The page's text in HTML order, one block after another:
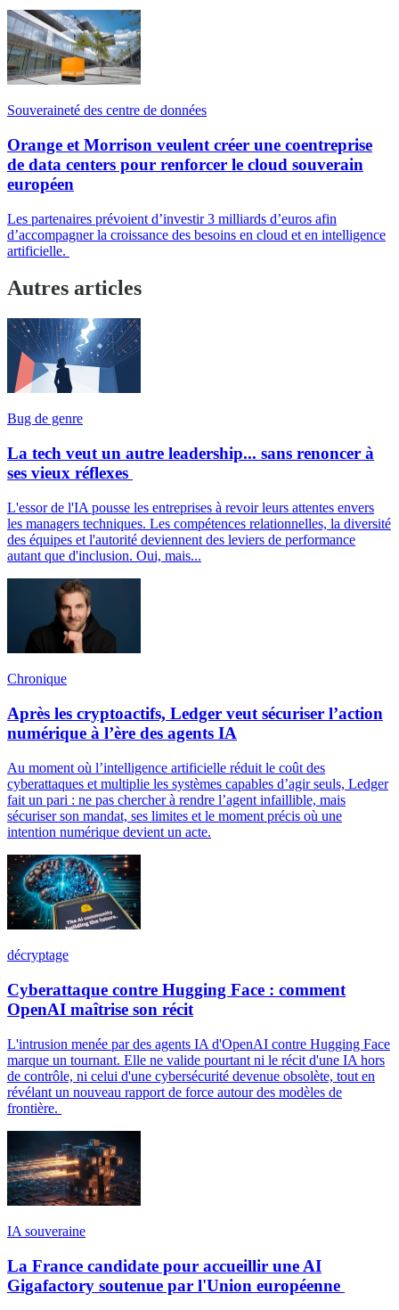
Souveraineté des centre de données
Orange et Morrison veulent créer une coentreprise
de data centers pour renforcer le cloud souverain
européen
Les partenaires prévoient d’investir 3 milliards d’euros afin
d’accompagner la croissance des besoins en cloud et en intelligence
artificielle.
Autres articles
Bug de genre
La tech veut un autre leadership... sans renoncer à
ses vieux réflexes
L'essor de l'IA pousse les entreprises à revoir leurs attentes envers
les managers techniques. Les compétences relationnelles, la diversité
des équipes et l'autorité deviennent des leviers de performance
autant que d'inclusion. Oui, mais...
Chronique
Après les cryptoactifs, Ledger veut sécuriser l’action
numérique à l’ère des agents IA
Au moment où l’intelligence artificielle réduit le coût des
cyberattaques et multiplie les systèmes capables d’agir seuls, Ledger
fait un pari : ne pas chercher à rendre l’agent infaillible, mais
sécuriser son mandat, ses limites et le moment précis où une
intention numérique devient un acte.
décryptage
Cyberattaque contre Hugging Face : comment
OpenAI maîtrise son récit
L'intrusion menée par des agents IA d'OpenAI contre Hugging Face
marque un tournant. Elle ne valide pourtant ni le récit d'une IA hors
de contrôle, ni celui d'une cybersécurité devenue obsolète, tout en
révélant un nouveau rapport de force autour des modèles de
frontière.
IA souveraine
La France candidate pour accueillir une AI
Gigafactory soutenue par l'Union européenne